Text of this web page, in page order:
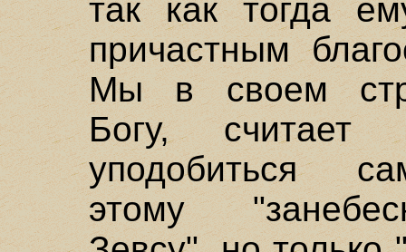
так как тогда
причастным
Мы в своем
Богу,
уподобиться
этому